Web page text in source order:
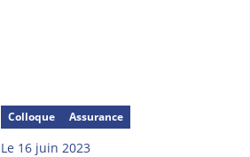
Colloque Assurance
Le 16 juin 2023